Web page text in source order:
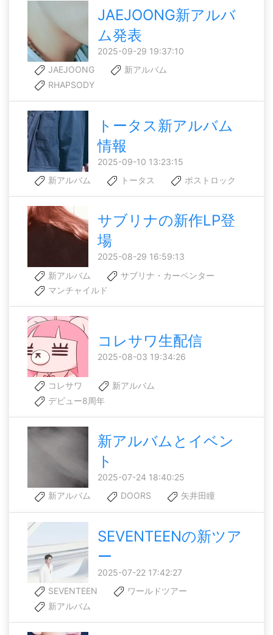
JAEJOONG新アルバ
ム発表
2025-09-29 19:37:10
JAEJOONG
新アルバム
RHAPSODY
トータス新アルバム
情報
2025-09-10 13:23:15
新アルバム
トータス ポストロック
サブリナの新作LP登
場
2025-08-29 16:59:13
新アルバム
サブリナ・カーペンター
マンチャイルド
コレサワ生配信
2025-08-03 19:34:26
コレサワ
新アルバム
デビュー8周年
新アルバムとイベン
ト
2025-07-24 18:40:25
新アルバム
DOORS 矢井田瞳
SEVENTEENの新ツア
ー
2025-07-22 17:42:27
SEVENTEEN
ワールドツアー
新アルバム